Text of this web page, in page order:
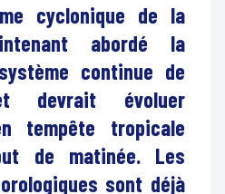
cyclonique de la
abordé la
continue de
devrait évoluer
tempête tropicale
de matinée. Les
sont déjà